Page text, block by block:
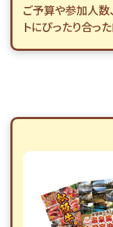
ご予算や参加人数
トにぴったり合っ